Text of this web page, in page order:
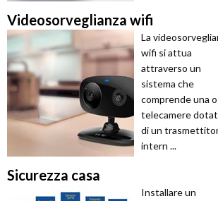
Videosorveglianza wifi
La
wifi si attua
attraverso un
sistema che
comprende una
telecamere
di un
intern ...
Sicurezza casa
Installare un